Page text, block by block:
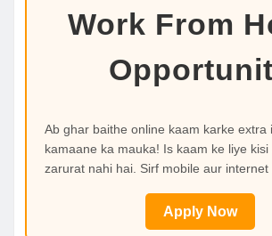
Work From
Ab ghar baithe online kaam karke extra
kamaane ka mauka! Is kaam ke liye
zarurat nahi hai. Sirf mobile aur internet
Apply Now